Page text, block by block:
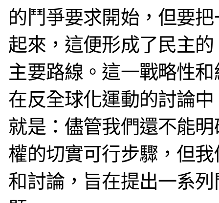
的鬥爭要求開始，但要
起來，這便形成了民主
主要路線。這一戰略性
在反全球化運動的討論
就是：儘管我們還不能
權的切實可行步驟，但
和討論，旨在提出一系